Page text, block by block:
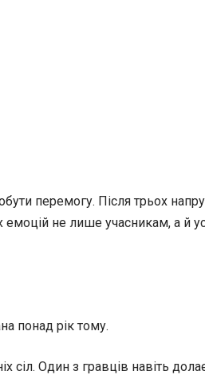
перемогу. Після трьох
не лише учасникам, а й
понад рік тому.
сіл. Один з гравців навіть